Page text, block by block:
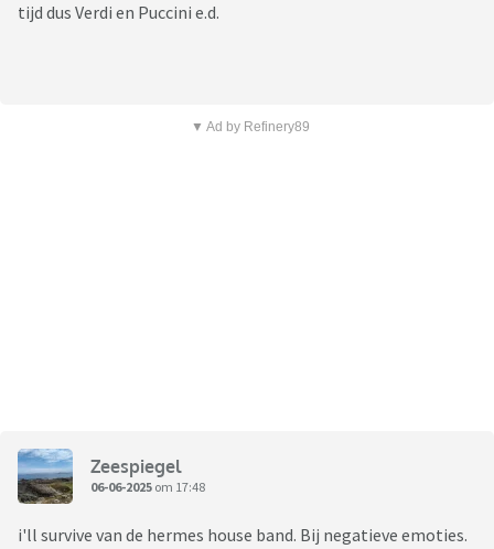
tijd dus Verdi en Puccini e.d.
▼ Ad by Refinery89
Zeespiegel
06-06-2025 om 17:48
i'll survive van de hermes house band. Bij negatieve emoties.